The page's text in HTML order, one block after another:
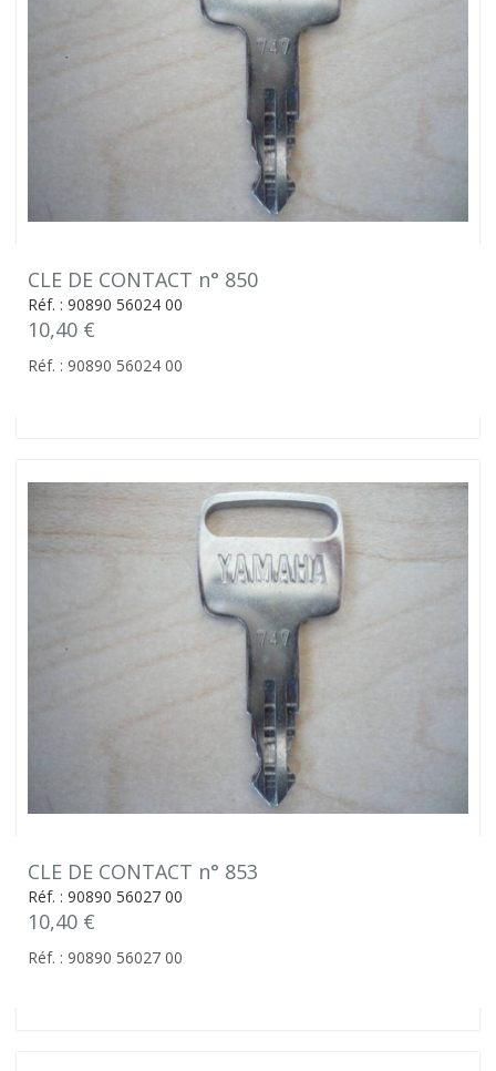
CLE DE CONTACT n° 850
Réf. : 90890 56024 00
10,40 €
Réf. : 90890 56024 00
CLE DE CONTACT n° 853
Réf. : 90890 56027 00
10,40 €
Réf. : 90890 56027 00